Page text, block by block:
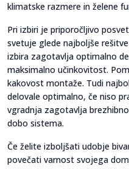
klimatske razmere in želene
Pri izbiri je priporočljivo
svetuje glede najboljše
izbira zagotavlja optimalno
maksimalno učinkovitost.
kakovost montaže. Tudi
delovale optimalno, če niso
vgradnja zagotavlja
dobo sistema.
Če želite izboljšati udobje
povečati varnost svojega